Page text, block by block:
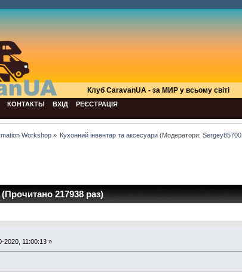
Клуб СaravanUA - за МИР у всьому світі
КОНТАКТЫ ВХІД РЕЄСТРАЦІЯ
Workshop» Кухонний інвентар та аксесуари (Модератори:Sergey85700
217938 раз)
2020, 11:00:13 »